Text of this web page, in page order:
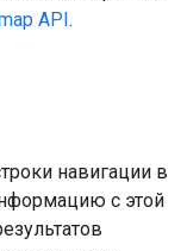
API.
навигации в
с этой